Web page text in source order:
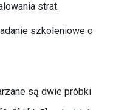
strat.
szkoleniowe o
są dwie próbki